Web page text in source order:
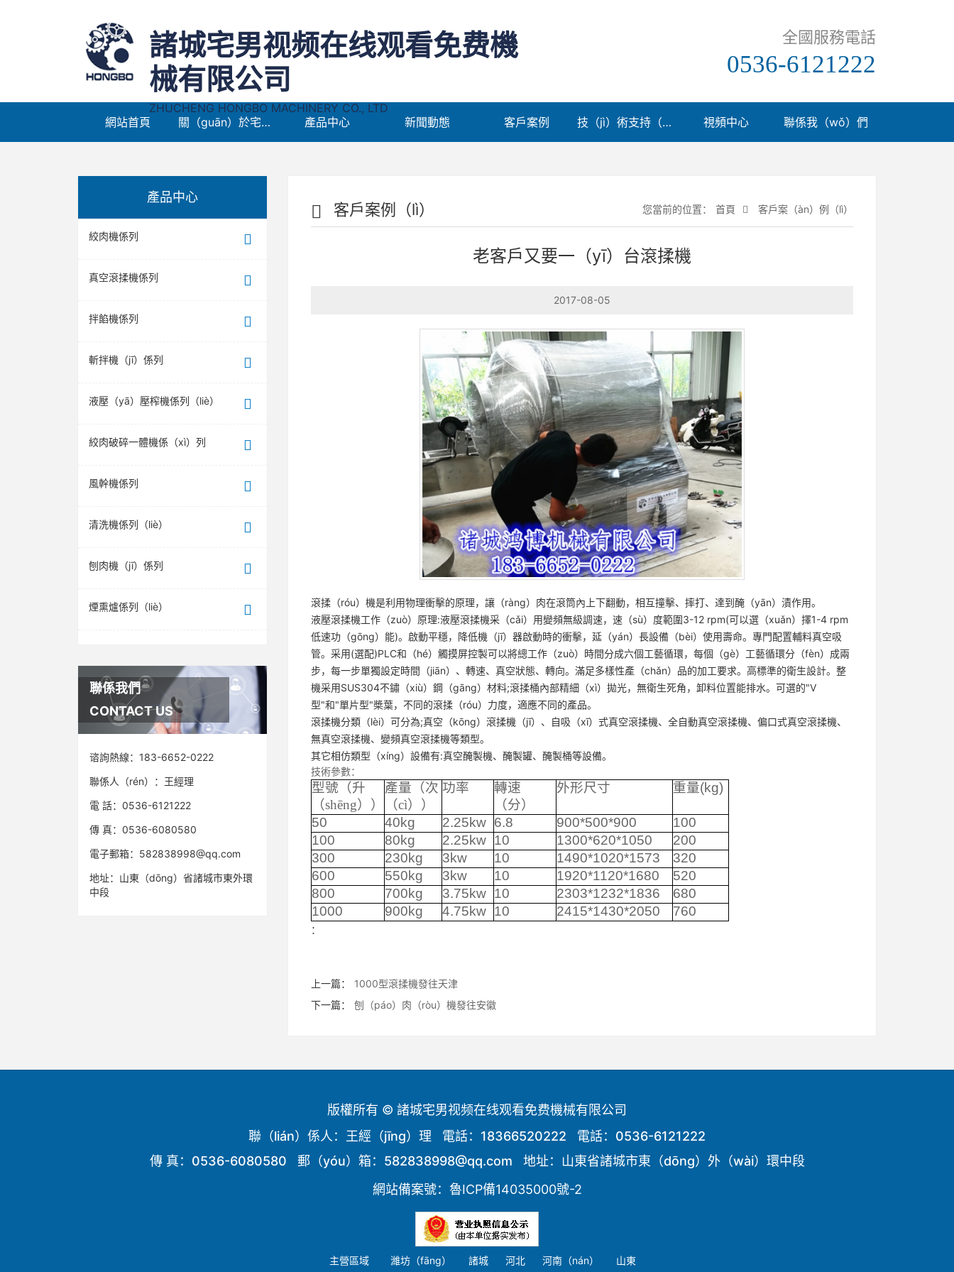
諸城宅男视频在线观看免费機
械有限公司
ZHUCHENG HONGBO MACHINERY CO., LTD
全國服務電話
0536-6121222
網站首頁 關（guān）於宅男视频在线观看免费 產品中心 新聞動態 客戶案例 技（jì）術支持（chí） 視頻中心 聯係我（wǒ）們
產品中心
絞肉機係列
真空滾揉機係列
拌餡機係列
斬拌機（jī）係列
液壓（yā）壓榨機係列（liè）
絞肉破碎一體機係（xì）列
風幹機係列
清洗機係列（liè）
刨肉機（jī）係列
煙熏爐係列（liè）
聯係我們
CONTACT US
谘詢熱線： 183-6652-0222
聯係人（rén）： 王經理
電 話：0536-6121222
傳 真： 0536-6080580
電子郵箱：582838998@qq.com
地址：山東（dōng）省諸城市東外環
中段
客戶案例（lì） 您當前的位置： 首頁 客戶案（àn）例（lì）
老客戶又要一（yī）台滾揉機
2017-08-05
滾揉（róu）機是利用物理衝擊的原理，讓（ràng）肉在滾筒內上下翻動，相互撞擊、摔打、達到醃（yān）漬作用。
液壓滾揉機工作（zuò）原理:液壓滾揉機采（cǎi）用變頻無級調速，速（sù）度範圍3-12 rpm(可以選（xuǎn）擇1-4 rpm
低速功（gōng）能)。啟動平穩，降低機（jī）器啟動時的衝擊，延（yán）長設備（bèi）使用壽命。專門配置輔料真空吸
管。采用(選配)PLC和（hé）觸摸屏控製可以將總工作（zuò）時間分成六個工藝循環，每個（gè）工藝循環分（fèn）成兩
步，每一步單獨設定時間（jiān）、轉速、真空狀態、轉向。滿足多樣性產（chǎn）品的加工要求。高標準的衛生設計。整
機采用SUS304不鏽（xiù）鋼（gāng）材料;滾揉桶內部精細（xì）拋光，無衛生死角，卸料位置能排水。可選的"V
型"和"單片型"槳葉，不同的滾揉（róu）力度，適應不同的產品。
滾揉機分類（lèi）可分為;真空（kōng）滾揉機（jī）、自吸（xī）式真空滾揉機、全自動真空滾揉機、偏口式真空滾揉機、
無真空滾揉機、變頻真空滾揉機等類型。
其它相仿類型（xíng）設備有:真空醃製機、醃製罐、醃製桶等設備。
技術參數：
型號（升
（shēng））
產量（次
（cì））
功率
轉速
（分）
外形尺寸 重量(kg)
50 40kg 2.25kw 6.8 900*500*900
100
100
80kg 2.25kw 10 1300*620*1050
200
300
230kg 3kw 10 1490*1020*1573
320
600
550kg 3kw 10 1920*1120*1680
520
800
700kg 3.75kw 10 2303*1232*1836
680
1000
900kg 4.75kw 10 2415*1430*2050 760
：
上一篇：
1000型滾揉機發往天津
下一篇：
刨（páo）肉（ròu）機發往安徽
版權所有 © 諸城宅男视频在线观看免费機械有限公司
聯（lián）係人：王經（jīng）理 電話：18366520222 電話：0536-6121222
傳 真：0536-6080580 郵（yóu）箱：582838998@qq.com 地址：山東省諸城市東（dōng）外（wài）環中段
網站備案號：魯ICP備14035000號-2
主營區域 濰坊（fāng） 諸城 河北 河南（nán） 山東